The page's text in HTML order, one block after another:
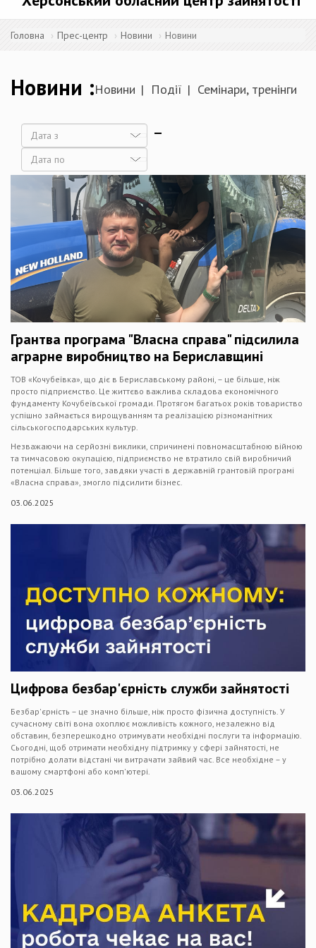
Головна Прес-центр Новини Новини
Новини Новини Події Семінари, тренінги
Дата
Дата
Грантва програма "Власна справа" підсилила
аграрне виробництво на Бериславщині
ТОВ «Кочубеївка», що діє в Бериславському районі, – це більше, ніж
просто підприємство. Це життєво важлива складова економічного
фундаменту Кочубеївської громади. Протягом багатьох років товариство
успішно займається вирощуванням та реалізацією різноманітних
сільськогосподарських культур.
Незважаючи на серйозні виклики, спричинені повномасштабною війною
та тимчасовою окупацією, підприємство не втратило свій виробничий
потенціал. Більше того, завдяки участі в державній грантовій програмі
«Власна справа», змогло підсилити бізнес.
03.06.2025
Цифрова безбар'єрність служби зайнятості
Безбар'єрність – це значно більше, ніж просто фізична доступність. У
сучасному світі вона охоплює можливість кожного, незалежно від
обставин, безперешкодно отримувати необхідні послуги та інформацію.
Сьогодні, щоб отримати необхідну підтримку у сфері зайнятості, не
потрібно долати відстані чи витрачати зайвий час. Все необхідне – у
вашому смартфоні або комп'ютері.
03.06.2025